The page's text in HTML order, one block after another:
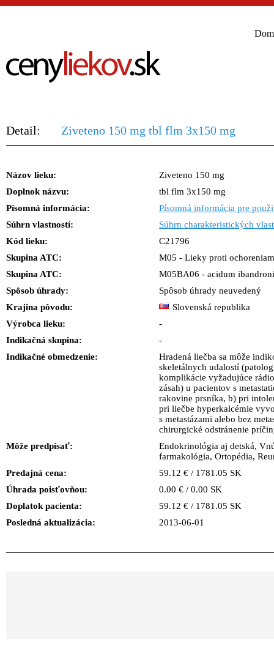
Detail: Ziveteno 150 mg tbl flm 3x150 mg
Názov lieku:
Ziveteno 150 mg
Doplnok názvu:
tbl flm 3x150 mg
Písomná informácia:
Písomná informácia pre
Súhrn vlastností:
Súhrn charakteristických
Kód lieku:
C21796
Skupina ATC:
M05 - Lieky proti
Skupina ATC:
M05BA06 - acidum
Spôsob úhrady:
Spôsob úhrady neuvedený
Krajina pôvodu:
Slovenská republika
Výrobca lieku:
-
Indikačná skupina:
-
Indikačné obmedzenie:
Hradená liečba sa môže
skeletálnych udalostí
komplikácie vyžadujúce
zásah) u pacientov s
rakovine prsníka, b) pri
pri liečbe hyperkalcémie
s metastázami alebo bez
chirurgické odstránenie
Môže predpísať:
Endokrinológia aj detská,
farmakológia, Ortopédia,
Predajná cena:
59.12 € / 1781.05 SK
Úhrada poisťovňou:
0.00 € / 0.00 SK
Doplatok pacienta:
59.12 € / 1781.05 SK
Posledná aktualizácia:
2013-06-01